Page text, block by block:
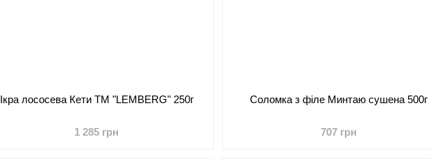
Ікра лососева Кети ТМ "LEMBERG" 250г
1 285 грн
Соломка з філе Минтаю сушена 500г
707 грн